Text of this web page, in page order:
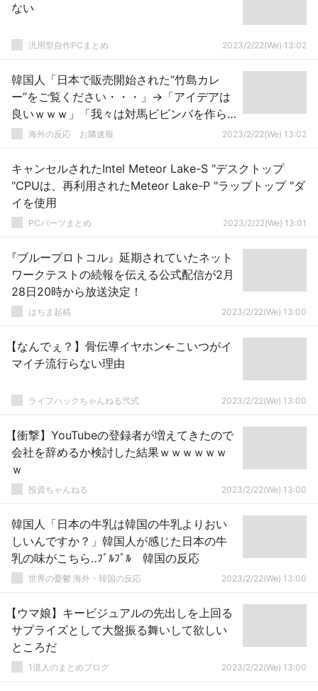
ない
汎用型自作PCまとめ 2023/2/22(We) 13:02
韓国人「日本で販売開始された“竹島カレ
ー”をご覧ください・・・」→「アイデアは
良いｗｗｗ」「我々は対馬ビビンバを作ら
なければならない」
海外の反応 お隣速報 2023/2/22(We) 13:02
キャンセルされたIntel Meteor Lake-S "デスクトップ
"CPUは、再利用されたMeteor Lake-P "ラップトップ "ダ
イを使用
PCパーツまとめ 2023/2/22(We) 13:01
『ブループロトコル』延期されていたネット
ワークテストの続報を伝える公式配信が2月
28日20時から放送決定！
はちま起稿 2023/2/22(We) 13:00
【なんでぇ？】骨伝導イヤホン←こいつがイ
マイチ流行らない理由
ライフハックちゃんねる弐式 2023/2/22(We) 13:00
【衝撃】YouTubeの登録者が増えてきたので
会社を辞めるか検討した結果ｗｗｗｗｗｗ
ｗ
投資ちゃんねる 2023/2/22(We) 13:00
韓国人「日本の牛乳は韓国の牛乳よりおい
しいんですか？」韓国人が感じた日本の牛
乳の味がこちら‥ﾌﾞﾙﾌﾞﾙ 韓国の反応
世界の憂鬱 海外・韓国の反応 2023/2/22(We) 13:00
【ウマ娘】キービジュアルの先出しを上回る
サプライズとして大盤振る舞いして欲しい
ところだ
1億人のまとめブログ 2023/2/22(We) 13:00